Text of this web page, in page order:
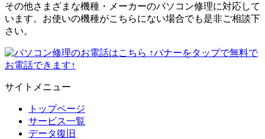
その他さまざまな機種・メーカーのパソコン修理に対応して
います。お使いの機種がこちらにない場合でも是非ご相談下
さい。
↑バナーをタップで無料で
お電話できます↑
サイトメニュー
トップページ
サービス一覧
データ復旧